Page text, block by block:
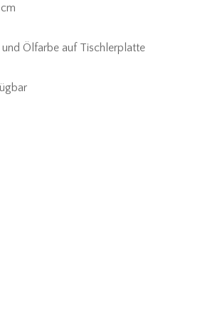
Ölfarbe auf Tischlerplatte